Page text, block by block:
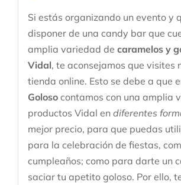
Si estás organizando un evento y
disponer de una candy bar que
amplia variedad de caramelos y
Vidal, te aconsejamos que visites
tienda online. Esto se debe a que
Golosocontamos con una amplia
productos Vidal en diferentes
mejor precio, para que puedas
para la celebración de fiestas,
cumpleaños; como para darte un
saciar tu apetito goloso. Por ello,